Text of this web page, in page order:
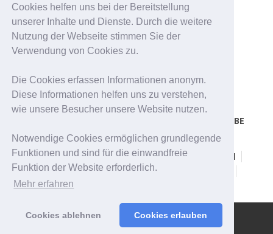
Cookies helfen uns bei der Bereitstellung
unserer Inhalte und Dienste. Durch die weitere
Nutzung der Webseite stimmen Sie der
Verwendung von Cookies zu.
Die Cookies erfassen Informationen anonym.
Diese Informationen helfen uns zu verstehen,
wie unsere Besucher unsere Website nutzen.
Notwendige Cookies ermöglichen grundlegende
Funktionen und sind für die einwandfreie
Funktion der Website erforderlich.
Mehr erfahren
Cookies ablehnen Cookies erlauben
YOUTUBE
Erfolgsgeschichten
Dating auf dem Land
Dating Tipps
Singleportal Landverliebt
Datenschutzbestimmungen | AGB